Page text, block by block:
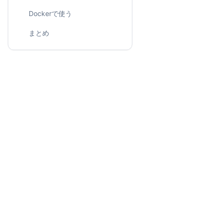
Dockerで使う
まとめ